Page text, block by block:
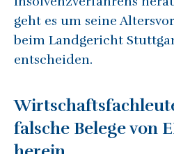
geht es um seine
beim Landgericht
entscheiden.
falsche Belege von